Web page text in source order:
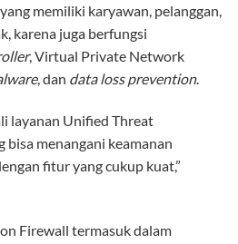
memiliki karyawan, pelanggan,
karena juga berfungsi
, Virtual Private Network
, dan data loss prevention.
layanan Unified Threat
menangani keamanan
fitur yang cukup kuat,”
Firewall termasuk dalam